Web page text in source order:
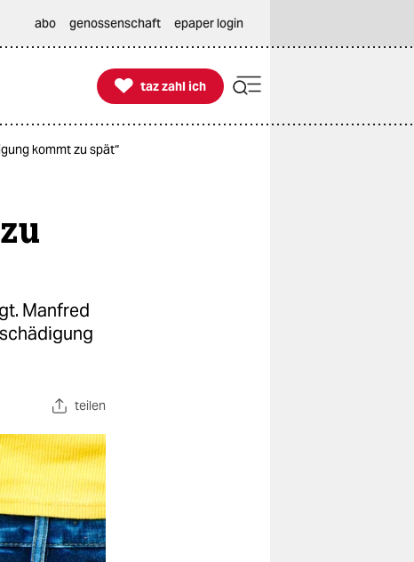
abo genossenschaft epaper login

taz zahl ich
taz zahl ich
kommt zu spät“
Manfred
teilen